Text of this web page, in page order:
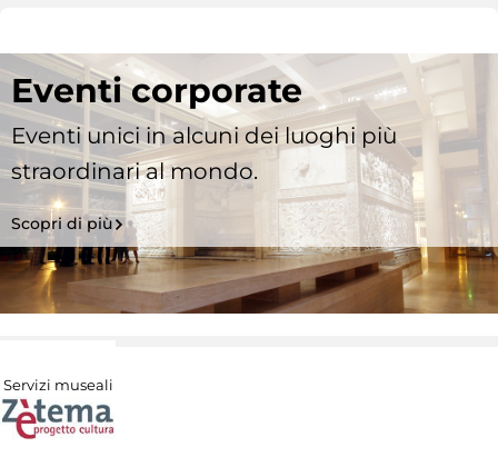
Eventi corporate
Eventi unici in alcuni dei luoghi più
straordinari al mondo.
Scopri di più
Servizi museali